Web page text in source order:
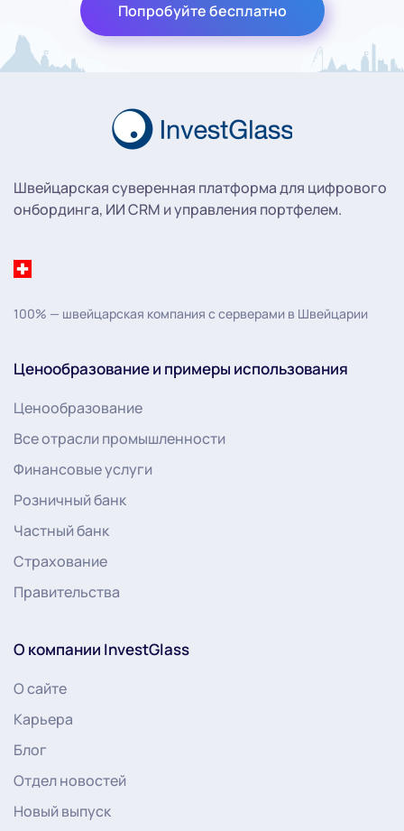
Попробуйте бесплатно
Швейцарская суверенная платформа для цифрового
онбординга, ИИ CRM и управления портфелем.
100% — швейцарская компания с серверами в Швейцарии
Ценообразование и примеры использования
Ценообразование
Все отрасли промышленности
Финансовые услуги
Розничный банк
Частный банк
Страхование
Правительства
О компании InvestGlass
О сайте
Карьера
Блог
Отдел новостей
Новый выпуск